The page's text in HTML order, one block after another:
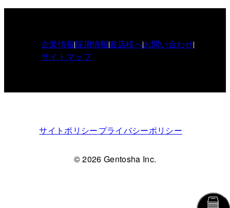
企業情報採用情報書店様へお問い合わせ
サイトマップ
サイトポリシープライバシーポリシー
© 2026 Gentosha Inc.